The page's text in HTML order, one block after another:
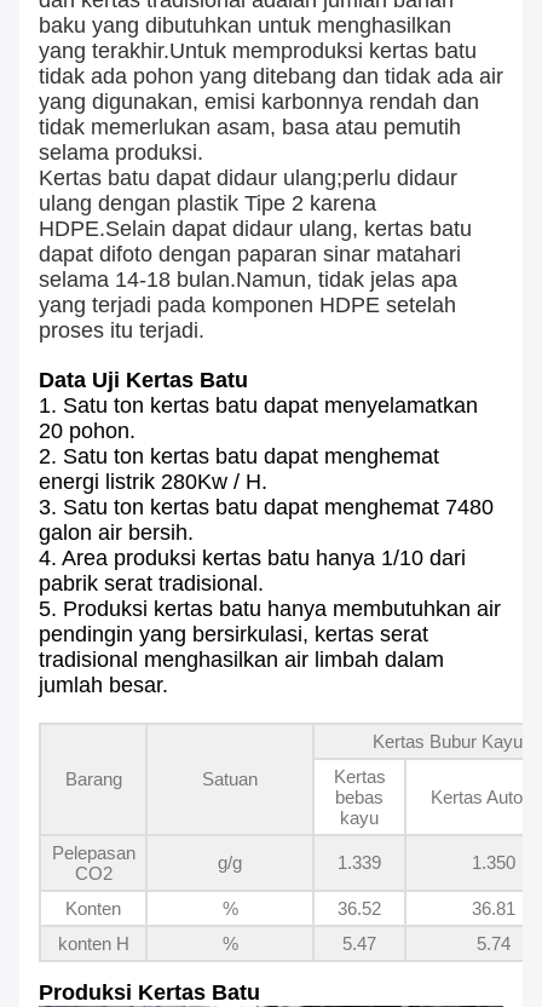
baku yang dibutuhkan untuk menghasilkan
yang terakhir.Untuk memproduksi kertas batu
tidak ada pohon yang ditebang dan tidak ada air
yang digunakan, emisi karbonnya rendah dan
tidak memerlukan asam, basa atau pemutih
selama produksi.
Kertas batu dapat didaur ulang;perlu didaur
ulang dengan plastik Tipe 2 karena
HDPE.Selain dapat didaur ulang, kertas batu
dapat difoto dengan paparan sinar matahari
selama 14-18 bulan.Namun, tidak jelas apa
yang terjadi pada komponen HDPE setelah
proses itu terjadi.
Data Uji Kertas Batu
1. Satu ton kertas batu dapat menyelamatkan
20 pohon.
2. Satu ton kertas batu dapat menghemat
energi listrik 280Kw / H.
3. Satu ton kertas batu dapat menghemat 7480
galon air bersih.
4. Area produksi kertas batu hanya 1/10 dari
pabrik serat tradisional.
5. Produksi kertas batu hanya membutuhkan air
pendingin yang bersirkulasi, kertas serat
tradisional menghasilkan air limbah dalam
jumlah besar.
Barang Satuan
Kertas Bubur Kayu
Kertas
bebas
kayu
Kertas
Pelepasan
CO2
g/g 1.339 1.350
Konten % 36.52
36.81
konten H
% 5.47 5.74
Produksi Kertas Batu